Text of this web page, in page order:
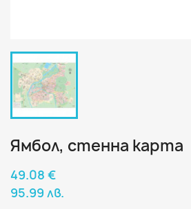
Ямбол, стенна карта
49.08 €
95.99 лв.